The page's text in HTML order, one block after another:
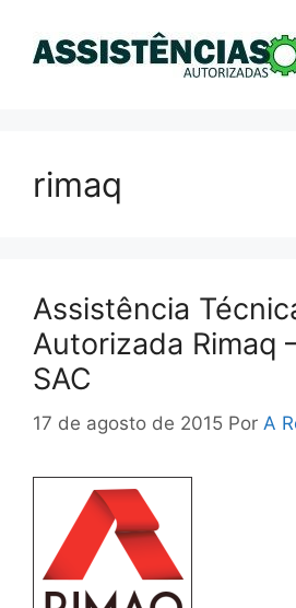
rimaq
Assistência
Autorizada Rimaq
SAC
17 de agosto de 2015 Por A